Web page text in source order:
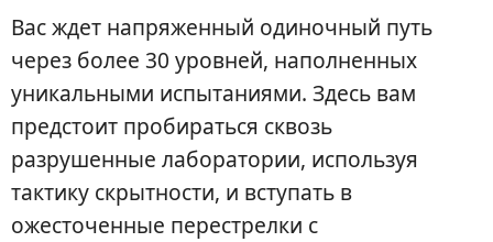
Вас ждет напряженный одиночный путь
через более 30 уровней, наполненных
уникальными испытаниями. Здесь вам
предстоит пробираться сквозь
разрушенные лаборатории, используя
тактику скрытности, и вступать в
ожесточенные перестрелки с